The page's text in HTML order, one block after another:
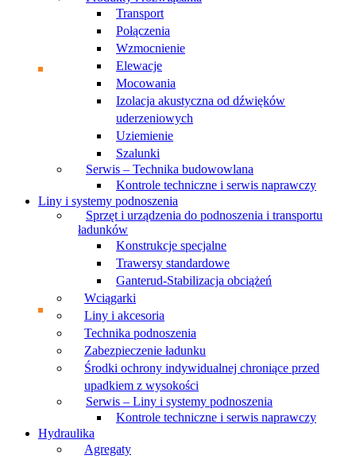
Transport
Połączenia
Wzmocnienie
Elewacje
Mocowania
Izolacja akustyczna od dźwięków
uderzeniowych
Uziemienie
Szalunki
Serwis – Technika budowowlana
Kontrole techniczne i serwis naprawczy
Liny i systemy podnoszenia
Sprzęt i urządzenia do podnoszenia i transportu
ładunków
Konstrukcje specjalne
Trawersy standardowe
Ganterud-Stabilizacja obciążeń
Wciągarki
Liny i akcesoria
Technika podnoszenia
Zabezpieczenie ładunku
Środki ochrony indywidualnej chroniące przed
upadkiem z wysokości
Serwis – Liny i systemy podnoszenia
Kontrole techniczne i serwis naprawczy
Hydraulika
Agregaty